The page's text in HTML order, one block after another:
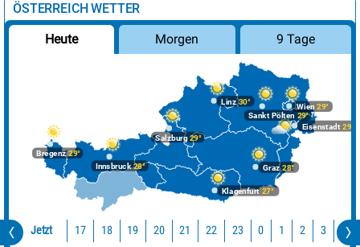
ÖSTERREICH WETTER
Heute Morgen 9 Tage
Bregenz29°
Graz28°
Innsbruck28°
Klagenfurt 27°
Linz30°
Salzburg29°
Wien 29°
Eisenstadt 29°
Sankt Pölten 29°
Jetzt 17 18 19 20 21 22 23 0 1 2 3 4